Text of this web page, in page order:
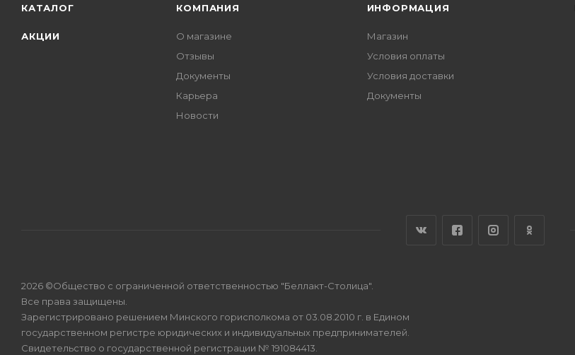
КАТАЛОГ
АКЦИИ
КОМПАНИЯ
О магазине
Отзывы
Документы
Карьера
Новости
ИНФОРМАЦИЯ
Магазин
Условия оплаты
Условия доставки
Документы
2026 ©Общество с ограниченной ответственностью "Беллакт-Столица".
Все права защищены.
Зарегистрировано решением Минского горисполкома от 03.08.2010 г. в Едином
государственном регистре юридических и индивидуальных предпринимателей.
Свидетельство о государственной регистрации № 191084413.